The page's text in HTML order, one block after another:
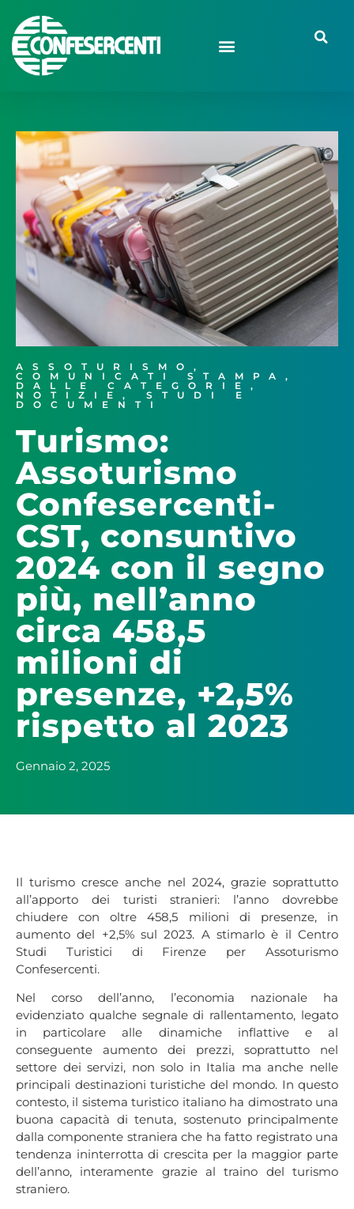
ASSOTURISMO ,
COMUNICATI STAMPA ,
DALLE CATEGORIE ,
NOTIZIE , STUDI E
DOCUMENTI
Turismo:
Assoturismo
Confesercenti-
CST, consuntivo
2024 con il segno
più, nell’anno
circa 458,5
milioni di
presenze, +2,5%
rispetto al 2023
Gennaio 2, 2025
Il turismo cresce anche nel 2024, grazie soprattutto
all’apporto dei turisti stranieri: l’anno dovrebbe
chiudere con oltre 458,5 milioni di presenze, in
aumento del +2,5% sul 2023. A stimarlo è il Centro
Studi Turistici di Firenze per Assoturismo
Confesercenti.
Nel corso dell’anno, l’economia nazionale ha
evidenziato qualche segnale di rallentamento, legato
in particolare alle dinamiche inflattive e al
conseguente aumento dei prezzi, soprattutto nel
settore dei servizi, non solo in Italia ma anche nelle
principali destinazioni turistiche del mondo. In questo
contesto, il sistema turistico italiano ha dimostrato una
buona capacità di tenuta, sostenuto principalmente
dalla componente straniera che ha fatto registrato una
tendenza ininterrotta di crescita per la maggior parte
dell’anno, interamente grazie al traino del turismo
straniero.